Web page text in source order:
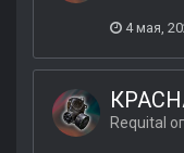
4 мая,
Requital